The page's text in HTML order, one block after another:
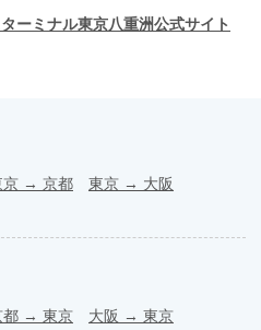
ーミナル東京八重洲公式サイト
京 → 京都 東京 → 大阪
都 → 東京 大阪 → 東京